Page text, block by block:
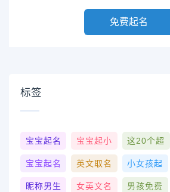
免费起名
标签
宝宝起名 宝宝起小 这20个超
宝宝起名 英文取名 小女孩起
昵称男生 女英文名 男孩免费